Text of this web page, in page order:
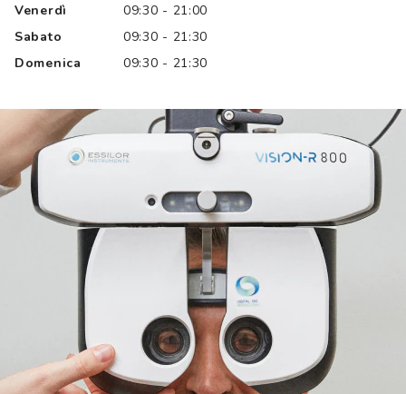
Venerdì
09:30 - 21:00
Sabato
09:30 - 21:30
Domenica
09:30 - 21:30